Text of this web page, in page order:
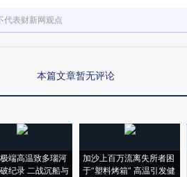
代表财新网观点
本篇文章暂无评论
端高温致多瑙河
纪录 二战沉船与
加沙上百万流离失所者困
于“塑料烤箱” 高温引发健